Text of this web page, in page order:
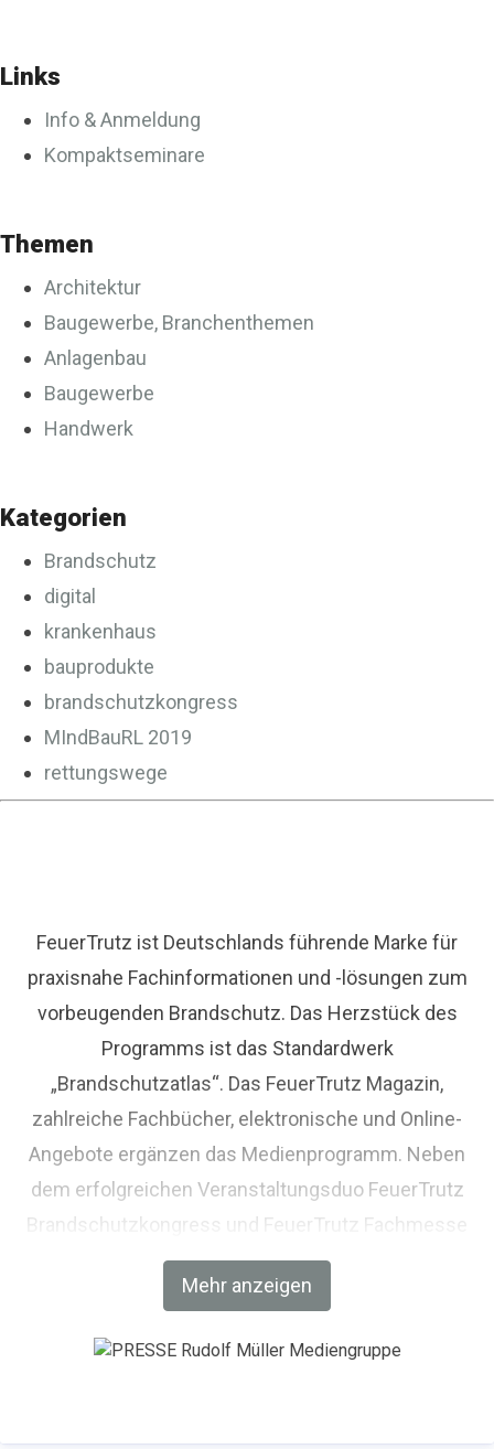
Links
Info & Anmeldung
Kompaktseminare
Themen
Architektur
Baugewerbe, Branchenthemen
Anlagenbau
Baugewerbe
Handwerk
Kategorien
Brandschutz
digital
krankenhaus
bauprodukte
brandschutzkongress
MIndBauRL 2019
rettungswege
FeuerTrutz ist Deutschlands führende Marke für
praxisnahe Fachinformationen und -lösungen zum
vorbeugenden Brandschutz. Das Herzstück des
Programms ist das Standardwerk
„Brandschutzatlas“. Das FeuerTrutz Magazin,
zahlreiche Fachbücher, elektronische und Online-
Angebote ergänzen das Medienprogramm. Neben
dem erfolgreichen Veranstaltungsduo FeuerTrutz
Brandschutzkongress und FeuerTrutz Fachmesse
in Nürnberg bietet FeuerTrutz weitere Seminare und
Tagungen zu speziellen Brandschutz-Fachthemen
Müller Mediengruppe, Köln.
Mehr anzeigen